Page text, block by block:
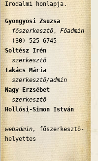
Irodalmi honlapja.
Gyöngyösi Zsuzsa
főszerkesztő ,
Főadmin
(30) 525 6745
Soltész Irén
szerkesztő
Takács Mária
szerkesztő/admin
Nagy Erzsébet
szerkesztő
Hollósi-Simon István
webadmin,
főszerkesztő-
helyettes